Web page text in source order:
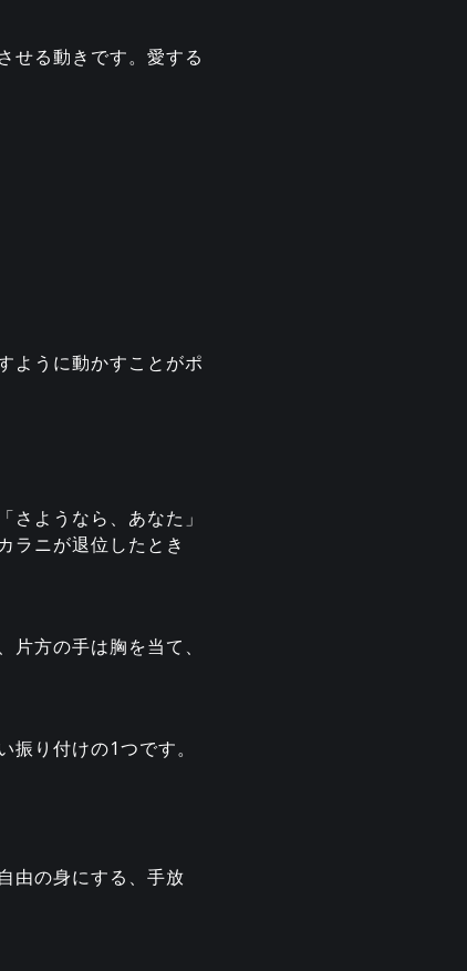
せる動きです。愛する
ように動かすことがポ
さようなら、あなた」
ラニが退位したとき
方の手は胸を当て、
り付けの1つです。
由の身にする、手放